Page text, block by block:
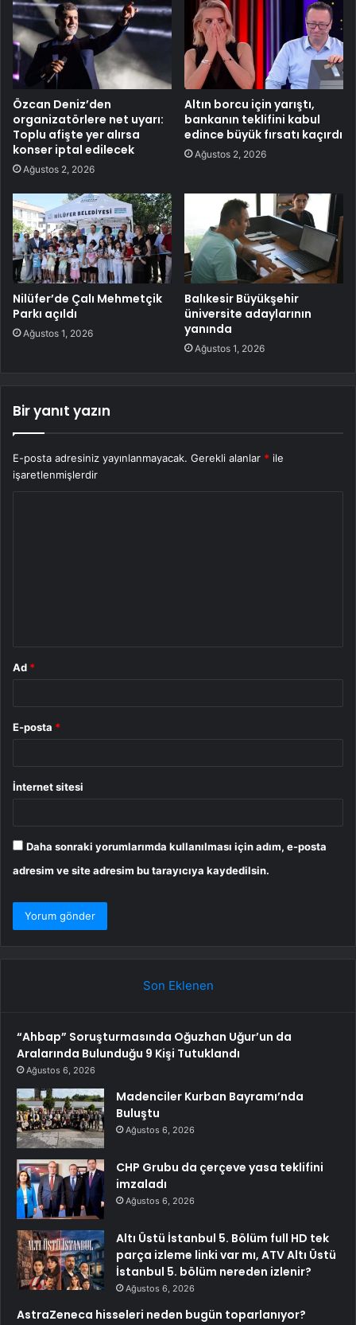
Özcan Deniz’den
organizatörlere net uyarı:
Toplu afişte yer alırsa
konser iptal edilecek
Ağustos 2, 2026
Altın borcu için yarıştı,
bankanın teklifini kabul
edince büyük fırsatı kaçırdı
Ağustos 2, 2026
Nilüfer’de Çalı Mehmetçik
Parkı açıldı
Ağustos 1, 2026
Balıkesir Büyükşehir
üniversite adaylarının
yanında
Ağustos 1, 2026
Bir yanıt yazın
E-posta adresiniz yayınlanmayacak. Gerekli alanlar * ile
işaretlenmişlerdir
Ad *
E-posta *
İnternet sitesi
Daha sonraki yorumlarımda kullanılması için adım, e-posta
adresim ve site adresim bu tarayıcıya kaydedilsin.
Son Eklenen
“Ahbap” Soruşturmasında Oğuzhan Uğur’un da
Aralarında Bulunduğu 9 Kişi Tutuklandı
Ağustos 6, 2026
Madenciler Kurban Bayramı’nda
Buluştu
Ağustos 6, 2026
CHP Grubu da çerçeve yasa teklifini
imzaladı
Ağustos 6, 2026
Altı Üstü İstanbul 5. Bölüm full HD tek
parça izleme linki var mı, ATV Altı Üstü
İstanbul 5. bölüm nereden izlenir?
Ağustos 6, 2026
AstraZeneca hisseleri neden bugün toparlanıyor?